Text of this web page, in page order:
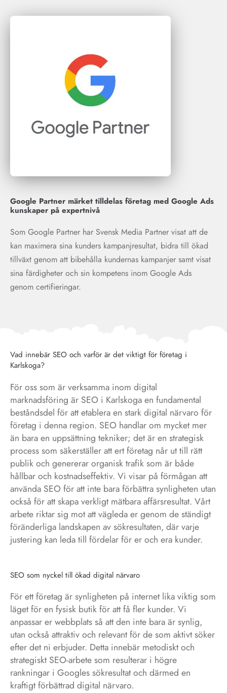
Google Partner märket tilldelas företag med Google Ads
kunskaper på expertnivå
Som Google Partner har Svensk Media Partner visat att de
kan maximera sina kunders kampanjresultat, bidra till ökad
tillväxt genom att bibehålla kundernas kampanjer samt visat
sina färdigheter och sin kompetens inom Google Ads
genom certifieringar.
Vad innebär SEO och varför är det viktigt för företag i
Karlskoga?
För oss som är verksamma inom digital
marknadsföring är SEO i Karlskoga en fundamental
beståndsdel för att etablera en stark digital närvaro för
företag i denna region. SEO handlar om mycket mer
än bara en uppsättning tekniker; det är en strategisk
process som säkerställer att ert företag når ut till rätt
publik och genererar organisk trafik som är både
hållbar och kostnadseffektiv. Vi visar på förmågan att
använda SEO för att inte bara förbättra synligheten utan
också för att skapa verkligt mätbara affärsresultat. Vårt
arbete riktar sig mot att vägleda er genom de ständigt
föränderliga landskapen av sökresultaten, där varje
justering kan leda till fördelar för er och era kunder.
SEO som nyckel till ökad digital närvaro
För ett företag är synligheten på internet lika viktig som
läget för en fysisk butik för att få fler kunder. Vi
anpassar er webbplats så att den inte bara är synlig,
utan också attraktiv och relevant för de som aktivt söker
efter det ni erbjuder. Detta innebär metodiskt och
strategiskt SEO-arbete som resulterar i högre
rankningar i Googles sökresultat och därmed en
kraftigt förbättrad digital närvaro.